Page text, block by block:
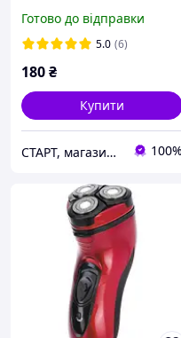
(вентильована сумка-
сітка в басейн та на море,
Готово до відправки
5.0 (6)
180₴
Купити
СТАРТ, магазин спортивних товарів 100%